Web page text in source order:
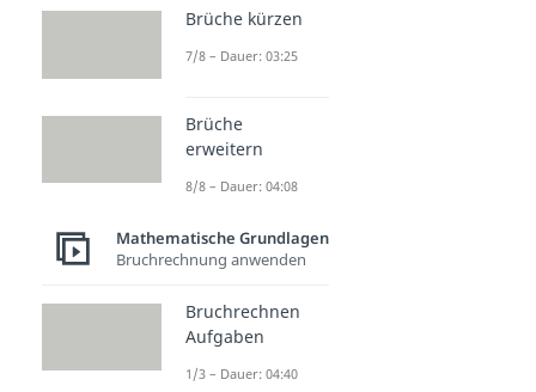
Brüche kürzen
7/8 – Dauer: 03:25
Brüche
erweitern
8/8 – Dauer: 04:08
Mathematische Grundlagen
Bruchrechnung anwenden
Bruchrechnen
Aufgaben
1/3 – Dauer: 04:40